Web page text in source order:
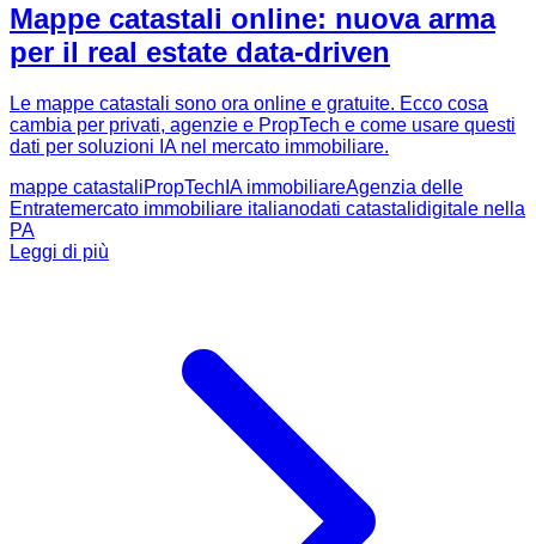
Mappe catastali online: nuova arma
per il real estate data-driven
Le mappe catastali sono ora online e gratuite. Ecco cosa
cambia per privati, agenzie e PropTech e come usare questi
dati per soluzioni IA nel mercato immobiliare.
mappe catastaliPropTech IA immobiliareAgenzia delle
Entratemercato immobiliare italianodati catastalidigitale nella
PA
Leggi di più